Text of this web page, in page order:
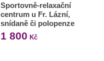
Sportovně-relaxační
centrum u Fr. Lázní,
snídaně či polopenze
1 800 Kč